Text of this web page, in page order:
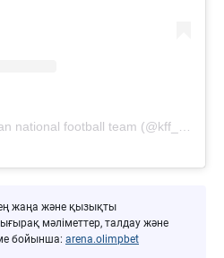
жаңа және қызықты
мәліметтер, талдау және
бойынша: arena.olimpbet